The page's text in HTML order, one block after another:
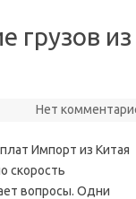
грузов из
Нет
Импорт из Китая
скорость
вопросы. Одни